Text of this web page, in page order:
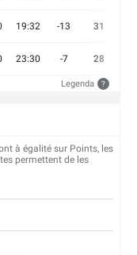
19:32 -13 31
23:30 -7 28
Legenda ?
à égalité sur Points, les
permettent de les